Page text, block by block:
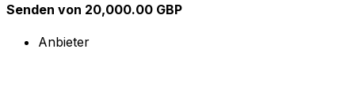
Senden von 20,000.00 GBP
Anbieter